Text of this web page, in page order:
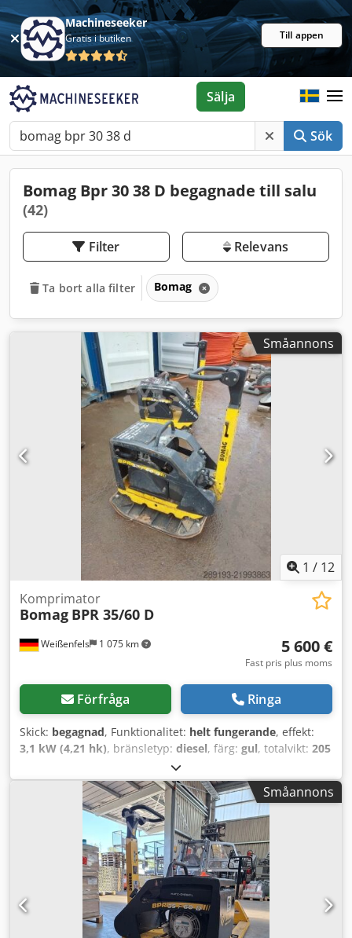
Machineseeker
Gratis i butiken Till appen
Sök
Sälja
Bomag Bpr 30 38 D begagnade till salu
(42)
Filter Relevans
Ta bort alla filter Bomag
Småannons
1 / 12
Weißenfels 1 075 km
Komprimator
Bomag BPR 35/60 D
5 600 €
Fast pris plus moms
Förfråga Ringa
Skick: begagnad, Funktionalitet: helt fungerande, effekt:
3,1 kW (4,21 hk), bränsletyp: diesel, färg: gul, totalvikt: 205
, maskin-/fordonsnummer:
2476268, Bomag BPR 35/60 D Tekniska data:
Tillverkningsår: 2022 Mått (L x B x H): 1,51 m x 0,60 m x 0,69
m Djdpjy Uhpiofx Aareck Vikt: 205 kg Genomkörningshöjd:
0,68 m Max. arbetsfart: 27 m/min Max. klättringsförmåga
(beroende på underlag): 32% Motortillverkare/typ: Hatz
1B20 Kylning: luft Effekt: 3,1 kW Varvtal: 3000 min-1
Drivtyp: mekanisk Bränsle: diesel Tankvolym: 3,0 l
Centrifugalkraft: 35 kN Vibrationsfrekvens: 80 Hz Kapacitet
(m³/h) vid rekommenderad skikttjocklek vid markarbeten:
Grus/sand: 21-30 Blandjord: 17-24 Fet lera: 10-12
Småannons